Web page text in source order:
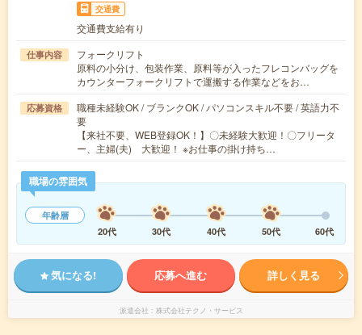
交通費
交通費支給有り
仕事内容
フォークリフト
原料の小分け、包装作業、原料等が入ったフレコンバッグを
カウンターフォークリフトで運搬する作業などをお…
応募資格
職種未経験OK / ブランクOK / パソコンスキル不要 / 英語力不
要
【来社不要、WEB登録OK！】〇未経験大歓迎！〇フリータ
ー、主婦(夫) 大歓迎！ ※お仕事の掛け持ち…
職場の雰囲気
年齢層
20代
30代 40代 50代 60代
気になる! 応募へ進む 詳しく見る
派遣会社 株式会社テクノ・サービス